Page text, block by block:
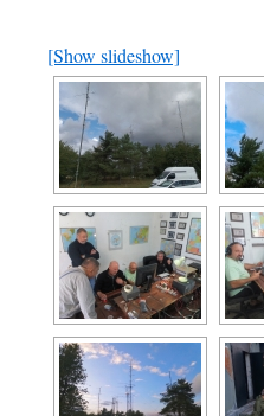
[Show slideshow]